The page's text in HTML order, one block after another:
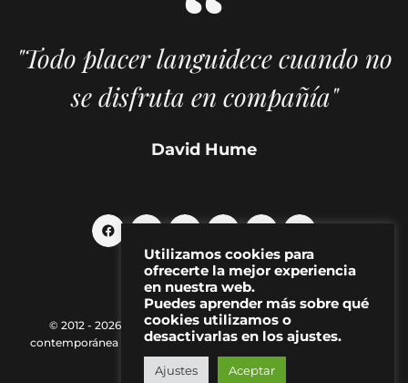
"Todo placer languidece cuando no
se disfruta en compañía"
David Hume
© 2012 - 2026 MAKMA | Revista de artes visuales y cultura
contemporánea |
Política de Privacidad| Aviso Legal|Contacto
Utilizamos cookies para
ofrecerte la mejor experiencia
en nuestra web.
Puedes aprender más sobre qué
cookies utilizamos o
desactivarlas en los ajustes.
Ajustes Aceptar